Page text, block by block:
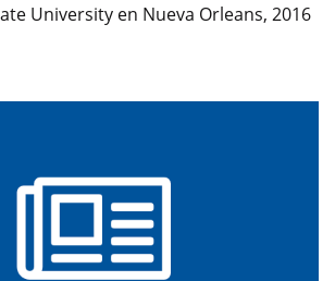
University en Nueva Orleans, 2016